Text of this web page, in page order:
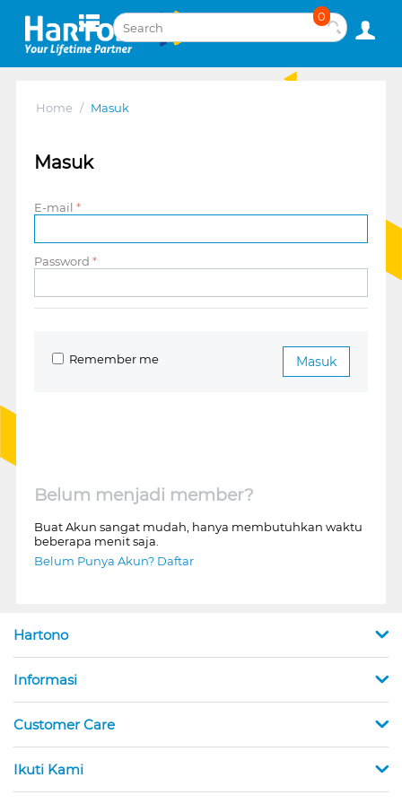
0
Home / Masuk
Masuk
E-mail
Password
Masuk
Remember me
Belum menjadi member?
Buat Akun sangat mudah, hanya membutuhkan waktu
beberapa menit saja.
Belum Punya Akun? Daftar
Hartono
Informasi
Customer Care
Ikuti Kami